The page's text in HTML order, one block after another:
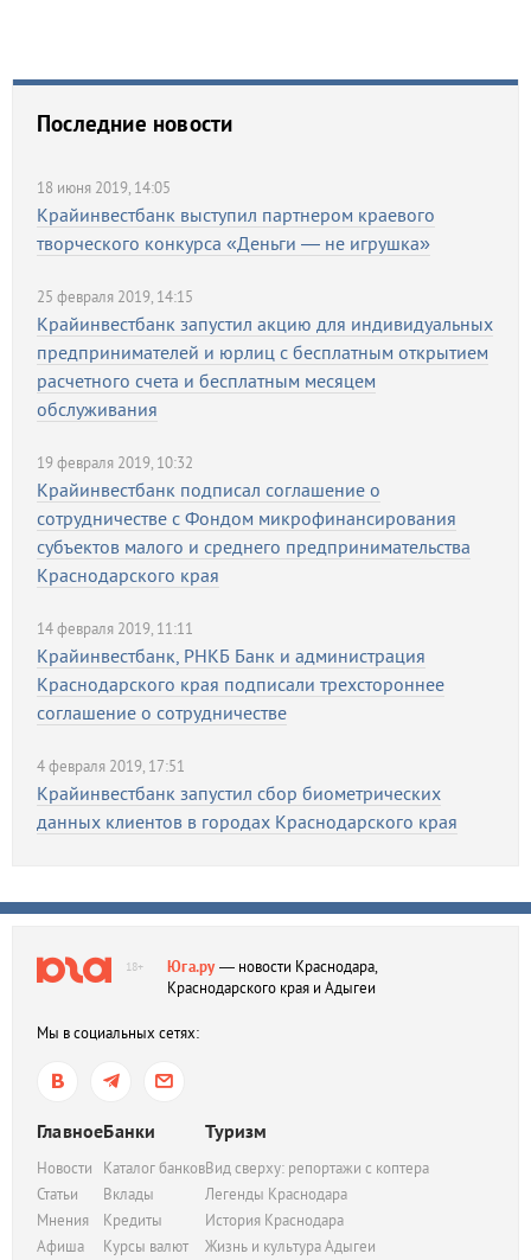
Последние новости
18 июня 2019, 14:05
Крайинвестбанк выступил партнером краевого
творческого конкурса «Деньги — не игрушка»
25 февраля 2019, 14:15
Крайинвестбанк запустил акцию для индивидуальных
предпринимателей и юрлиц с бесплатным открытием
расчетного счета и бесплатным месяцем
обслуживания
19 февраля 2019, 10:32
Крайинвестбанк подписал соглашение о
сотрудничестве с Фондом микрофинансирования
субъектов малого и среднего предпринимательства
Краснодарского края
14 февраля 2019, 11:11
Крайинвестбанк, РНКБ Банк и администрация
Краснодарского края подписали трехстороннее
соглашение о сотрудничестве
4 февраля 2019, 17:51
Крайинвестбанк запустил сбор биометрических
данных клиентов в городах Краснодарского края
18+ Юга.ру— новости Краснодара,
Краснодарского края и Адыгеи
Мы в социальных сетях:
Главное
Новости
Статьи
Мнения
Афиша
Банки
Каталог банков
Вклады
Кредиты
Курсы валют
Туризм
Вид сверху: репортажи с коптера
Легенды Краснодара
История Краснодара
Жизнь и культура Адыгеи